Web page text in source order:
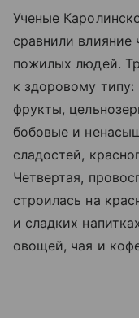
Ученые
сравнили влияние
пожилых людей.
к здоровому
фрукты,
бобовые и
сладостей,
Четвертая,
строилась на
и сладких
овощей, чая и